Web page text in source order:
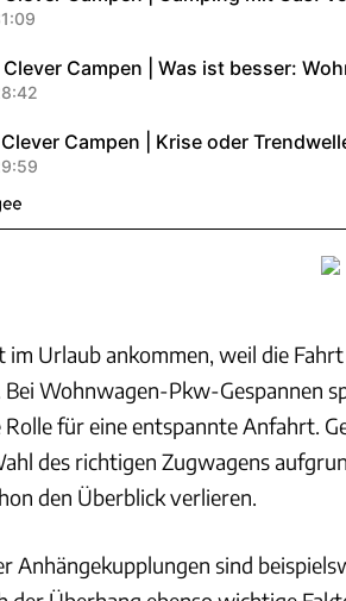
im Urlaub ankommen, weil die
Bei Wohnwagen-Pkw-Gespannen
für eine entspannte Anfahrt.
des richtigen Zugwagens
den Überblick verlieren.
Anhängekupplungen sind